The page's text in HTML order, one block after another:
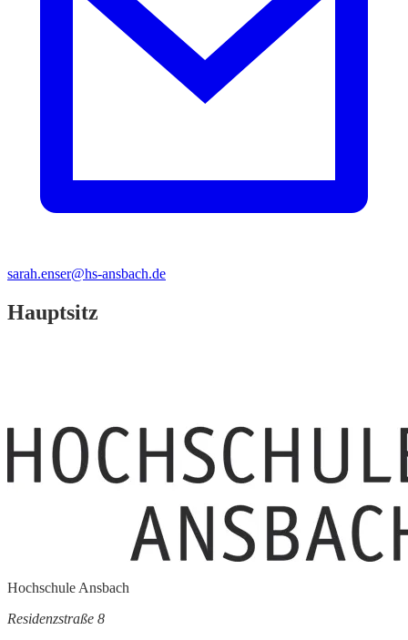
sarah.enser@hs-ansbach.de
Hauptsitz
Hochschule Ansbach
Residenzstraße 8